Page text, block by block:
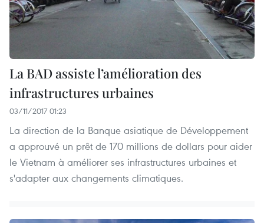
La BAD assiste l’amélioration des
infrastructures urbaines
03/11/2017 01:23
La direction de la Banque asiatique de Développement
a approuvé un prêt de 170 millions de dollars pour aider
le Vietnam à améliorer ses infrastructures urbaines et
s'adapter aux changements climatiques.